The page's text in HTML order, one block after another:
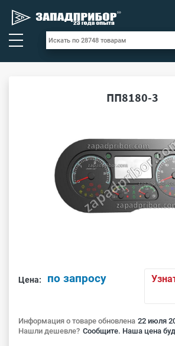
ПП8180-3
Цена: по запросу
Информация о товаре обновлена 22 июля
Нашли дешевле? Сообщите. Наша цена